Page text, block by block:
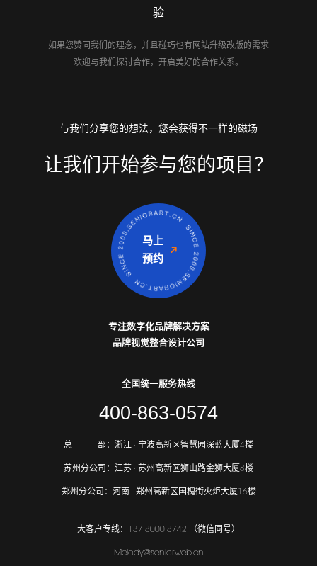
验
如果您赞同我们的理念，并且碰巧也有网站升级改版的需求
欢迎与我们探讨合作，开启美好的合作关系。
与我们分享您的想法，您会获得不一样的磁场
让我们开始参与您的项目？
马上
预约
专注数字化品牌解决方案
品牌视觉整合设计公司
全国统一服务热线
400-863-0574
总 部： 浙江 · 宁波高新区智慧园深蓝大厦4楼
苏州分公司： 江苏 · 苏州高新区狮山路金狮大厦8楼
郑州分公司： 河南 · 郑州高新区国槐街火炬大厦16楼
大客户专线：137 8000 8742 （微信同号）
Melody@seniorweb.cn